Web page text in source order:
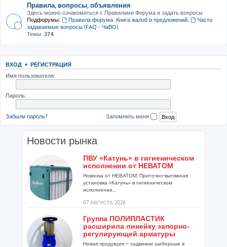
Правила, вопросы, объявления
Здесь можно ознакомиться с Правилами Форума и задать вопросы
Подфорумы:
Правила форума. Книга жалоб и предложений,
Часто
задаваемые вопросы (FAQ - ЧаВО)
Темы: 374
ВХОД • РЕГИСТРАЦИЯ
Имя пользователя:
Пароль:
Забыли пароль? Запомнить меня
Новости рынка
ПВУ «Катунь» в гигиеническом
исполнении от НЕВАТОМ
Новинка от НЕВАТОМ: Приточно-вытяжная
установка «Катунь» в гигиеническом
исполнении...
07 АВГУСТА 2026
Группа ПОЛИПЛАСТИК
расширила линейку запорно-
регулирующей арматуры
Новая продукция – задвижки шиберные в